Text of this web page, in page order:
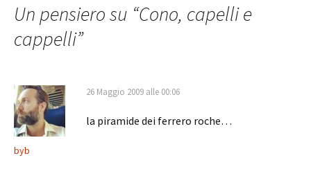
Un pensiero su “Cono, capelli e
cappelli”
byb
26 Maggio 2009 alle 00:06
la piramide dei ferrero roche…